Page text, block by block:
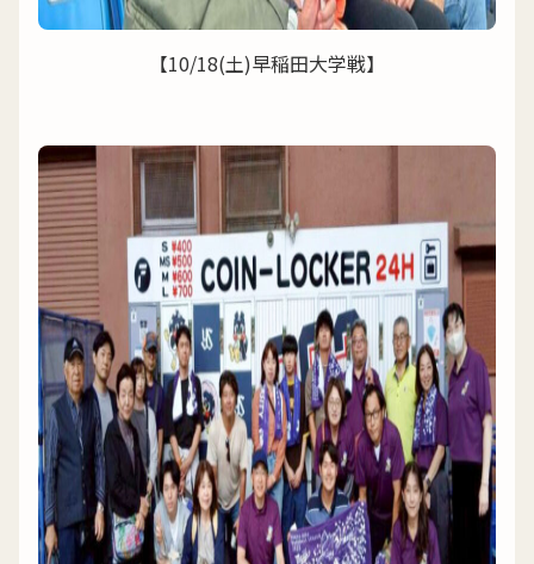
【10/18(土)早稲田大学戦】